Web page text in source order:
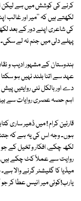
کرنے کی کوشش میں ہے لیکن
لکھتے ہیں کہ ''میر اور غالب
کی شاعری اپنے دور کے بعد
پہلے دلی میں جنم نہ لے سکی۔
ہندوستان کے مشہور ادیب و
عہد سے اتنا بلند نہیں ہو
دے اور بالکل نئی
اہم حصہ عصری روایات سے
قارئین کرام ! میں ڈھیر ساری
ہوں۔ وجہ اس کی یہ ہے کہ
لکھ چکے، افکار و تخیل کے
روایت سے عملاً کٹ چکے ہیں،
میڈیا کا گلیشئر گرنے والا
یارب!کوئی میر انیس عطا کر